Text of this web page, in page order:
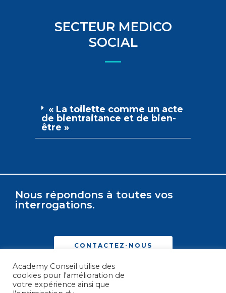
SECTEUR MEDICO
SOCIAL
« La toilette comme un acte
de bientraitance et de bien-
être »
Nous répondons à toutes vos
interrogations.
CONTACTEZ-NOUS
Rechercher :
Academy Conseil utilise des
cookies pour l'amélioration de
votre expérience ainsi que